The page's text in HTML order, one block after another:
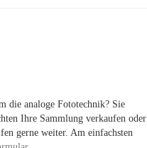
die analoge Fototechnik? Sie
Ihre Sammlung verkaufen oder
gerne weiter. Am einfachsten